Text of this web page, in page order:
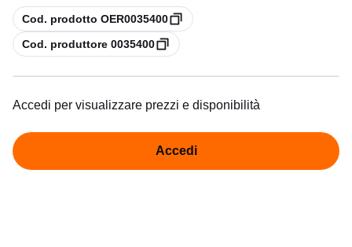
copiaCod. prodotto OER0035400
copiaCod. produttore 0035400
Accedi per visualizzare prezzi e disponibilità
Accedi